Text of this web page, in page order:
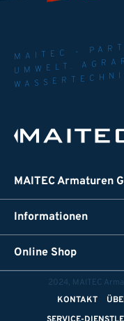
MAITEC -
UMWELT.
MAITEC Armaturen
Informationen
Online Shop
2024, MAITEC
KONTAKT